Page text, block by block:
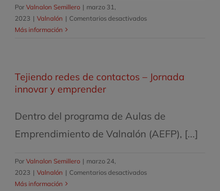
PorValnalon Semillero | marzo 31,
2023 | Valnalón | Comentarios desactivadosen
coworking
Más información
Tejiendo redes de contactos – Jornada
innovar y emprender
Dentro del programa de Aulas de
Emprendimiento de Valnalón (AEFP), [...]
PorValnalon Semillero | marzo 24,
2023 | Valnalón | Comentarios desactivadosen
Más información